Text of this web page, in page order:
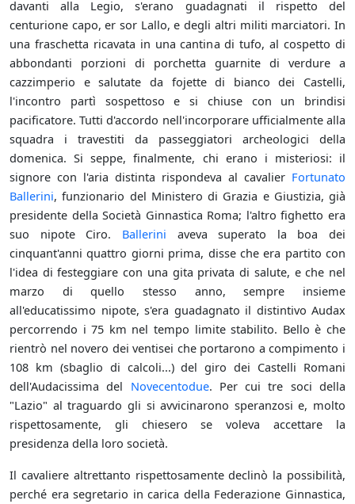
davanti alla Legio, s'erano guadagnati il rispetto del
centurione capo, er sor Lallo, e degli altri militi marciatori. In
una fraschetta ricavata in una cantina di tufo, al cospetto di
abbondanti porzioni di porchetta guarnite di verdure a
cazzimperio e salutate da fojette di bianco dei Castelli,
l'incontro partì sospettoso e si chiuse con un brindisi
pacificatore. Tutti d'accordo nell'incorporare ufficialmente alla
squadra i travestiti da passeggiatori archeologici della
domenica. Si seppe, finalmente, chi erano i misteriosi: il
signore con l'aria distinta rispondeva al cavalier Fortunato
Ballerini, funzionario del Ministero di Grazia e Giustizia, già
presidente della Società Ginnastica Roma; l'altro fighetto era
suo nipote Ciro. Ballerini aveva superato la boa dei
cinquant'anni quattro giorni prima, disse che era partito con
l'idea di festeggiare con una gita privata di salute, e che nel
marzo di quello stesso anno, sempre insieme
all'educatissimo nipote, s'era guadagnato il distintivo Audax
percorrendo i 75 km nel tempo limite stabilito. Bello è che
rientrò nel novero dei ventisei che portarono a compimento i
108 km (sbaglio di calcoli...) del giro dei Castelli Romani
dell'Audacissima del Novecentodue. Per cui tre soci della
"Lazio" al traguardo gli si avvicinarono speranzosi e, molto
rispettosamente, gli chiesero se voleva accettare la
presidenza della loro società.
Il cavaliere altrettanto rispettosamente declinò la possibilità,
perché era segretario in carica della Federazione Ginnastica,